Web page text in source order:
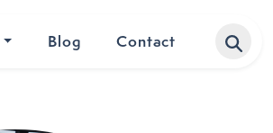
Blog Contact